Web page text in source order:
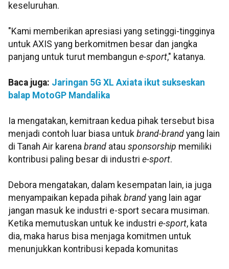
keseluruhan.
"Kami memberikan apresiasi yang setinggi-tingginya
untuk AXIS yang berkomitmen besar dan jangka
panjang untuk turut membangun e-sport," katanya.
Baca juga: Jaringan 5G XL Axiata ikut sukseskan
balap MotoGP Mandalika
Ia mengatakan, kemitraan kedua pihak tersebut bisa
menjadi contoh luar biasa untuk brand-brand yang lain
di Tanah Air karena brand atau sponsorship memiliki
kontribusi paling besar di industri e-sport.
Debora mengatakan, dalam kesempatan lain, ia juga
menyampaikan kepada pihak brand yang lain agar
jangan masuk ke industri e-sport secara musiman.
Ketika memutuskan untuk ke industri e-sport, kata
dia, maka harus bisa menjaga komitmen untuk
menunjukkan kontribusi kepada komunitas